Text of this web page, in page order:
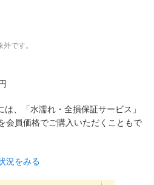
です。
、「水濡れ・全損保証サービス」
会員価格でご購入いただくこともで
況をみる